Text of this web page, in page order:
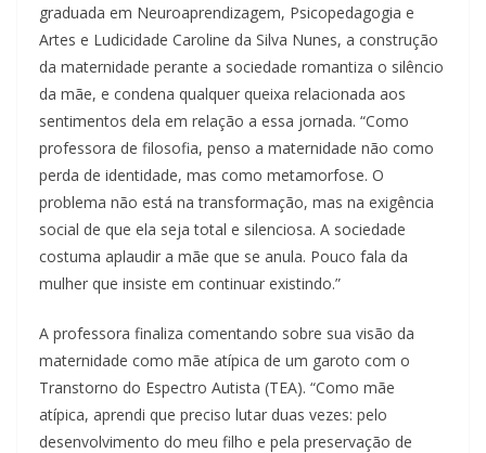
graduada em Neuroaprendizagem, Psicopedagogia e
Artes e Ludicidade Caroline da Silva Nunes, a construção
da maternidade perante a sociedade romantiza o silêncio
da mãe, e condena qualquer queixa relacionada aos
sentimentos dela em relação a essa jornada. “Como
professora de filosofia, penso a maternidade não como
perda de identidade, mas como metamorfose. O
problema não está na transformação, mas na exigência
social de que ela seja total e silenciosa. A sociedade
costuma aplaudir a mãe que se anula. Pouco fala da
mulher que insiste em continuar existindo.”
A professora finaliza comentando sobre sua visão da
maternidade como mãe atípica de um garoto com o
Transtorno do Espectro Autista (TEA). “Como mãe
atípica, aprendi que preciso lutar duas vezes: pelo
desenvolvimento do meu filho e pela preservação de